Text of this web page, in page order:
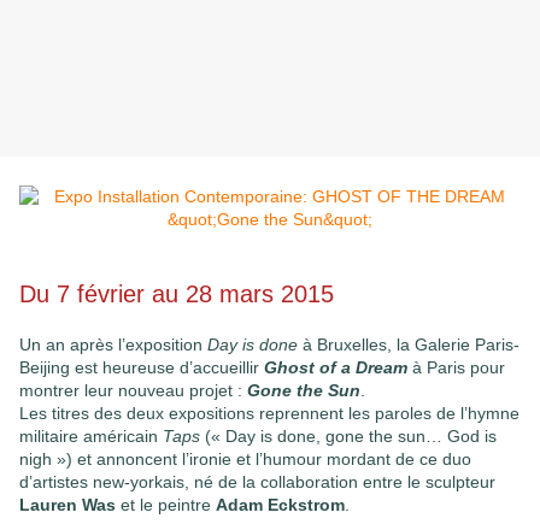
Du 7 février au 28 mars 2015
Un an après l’exposition Day is done à Bruxelles, la Galerie Paris-
Beijing est heureuse d’accueillir Ghost of a Dream à Paris pour
montrer leur nouveau projet : Gone the Sun
Les titres des deux expositions reprennent les paroles de l’hymne
militaire américain Taps (« Day is done, gone the sun… God is
nigh ») et annoncent l’ironie et l’humour mordant de ce duo
d’artistes new-yorkais, né de la collaboration entre le sculpteur
Lauren Was et le peintre Adam Eckstrom